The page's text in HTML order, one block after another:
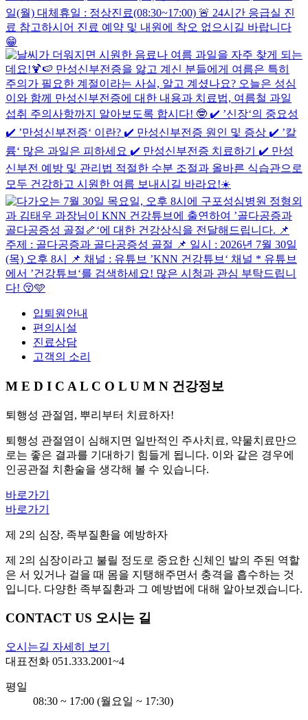
입퇴원안내
편의시설
진료상담
고객의 소리
M E D I C A L C O L U M N 건강정보
퇴행성 관절염, 뿌리부터 치료하자!
퇴행성 관절염이 심해지면 일반적인 주사치료, 약물치료만으
로는 좋은 결과를 기대하기 힘들게 됩니다. 이와 같은 경우에
인공관절 치환술을 생각해 볼 수 있습니다.
바로가기
바로가기
제 2의 심장, 족부질환을 예방하자
제 2의 심장이라고 불릴 정도로 중요한 신체인 발의 주된 역할
은 서 있거나 걸을 때 몸을 지탱해주면서 충격을 흡수하는 것
입니다. 다양한 족부질환과 그 예방법에 대해 알아보겠습니다.
CONTACT US 오시는 길
오시는길 자세히 보기
대표전화 051.333.2001~4
평일
08:30 ~ 17:00 (월요일 ~ 17:30)